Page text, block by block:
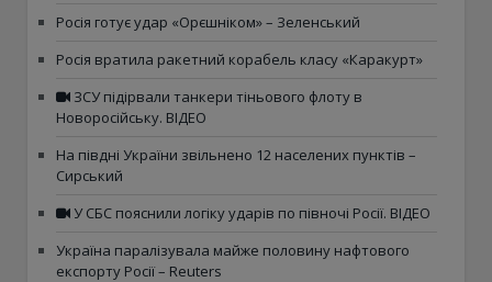
Росія готує удар «Орєшніком» – Зеленський
Росія вратила ракетний корабель класу «Каракурт»
ЗСУ підірвали танкери тіньового флоту в
Новоросійську. ВІДЕО
На півдні України звільнено 12 населених пунктів –
Сирський
У СБС пояснили логіку ударів по півночі Росії. ВІДЕО
Україна паралізувала майже половину нафтового
експорту Росії – Reuters